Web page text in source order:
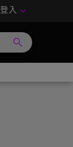
登入 keyboard_arrow_down
search